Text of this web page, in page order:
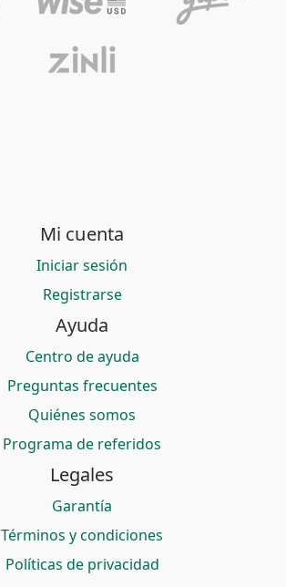
Mi cuenta
Iniciar sesión
Registrarse
Ayuda
Centro de ayuda
Preguntas frecuentes
Quiénes somos
Programa de referidos
Legales
Garantía
Términos y condiciones
Políticas de privacidad